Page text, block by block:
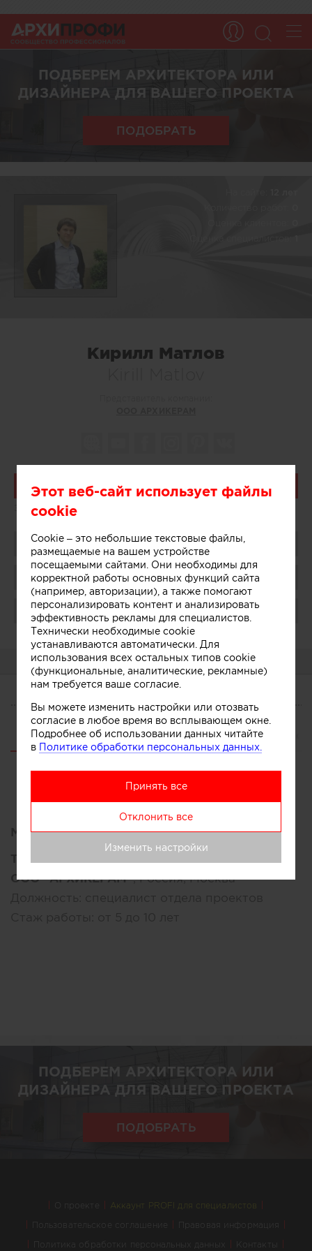
ПОДБЕРЕМ АРХИТЕКТОРА ИЛИ
ДИЗАЙНЕРА ДЛЯ ВАШЕГО ПРОЕКТА
ПОДОБРАТЬ
Знание языков:
Кирилл Матлов
Поделиться
Сохранить в избранное
Поблагодарить
О СЕБЕ
О СЕБЕ
CV Услуги Участник Сотрудничество
Место работы:
ООО "АРХИКЕРАМ", Россия, Москва
ПОДБЕРЕМ АРХИТЕКТОРА ИЛИ
ДИЗАЙНЕРА ДЛЯ ВАШЕГО ПРОЕКТА
ПОДОБРАТЬ
О проекте Аккаунт PROFI для специалистов
Пользовательское соглашение Правовая информация
Политика обработки персональных данных Контакты
Этот веб-сайт использует файлы
cookie
Cookie – это небольшие текстовые файлы,
размещаемые на вашем устройстве
посещаемыми сайтами. Они необходимы для
корректной работы основных функций сайта
(например, авторизации), а также помогают
персонализировать контент и анализировать
эффективность рекламы для специалистов.
Технически необходимые cookie
устанавливаются автоматически. Для
использования всех остальных типов cookie
(функциональные, аналитические, рекламные)
нам требуется ваше согласие.
Вы можете изменить настройки или отозвать
согласие в любое время во всплывающем окне.
Подробнее об использовании данных читайте
в Политике обработки персональных данных.
Принять все
Отклонить все
Изменить настройки